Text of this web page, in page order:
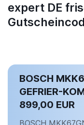
expert DE
BOSCH
GEFRIER-
899,00 EUR
BOSCH